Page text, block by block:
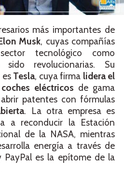
más importantes de
Musk, cuyas compañías
tecnológico como
sido revolucionarias. Su
es Tesla, cuya firma lidera el
coches eléctricos de gama
patentes con fórmulas
. La otra empresa es
a reconducir la Estación
de la NASA, mientras
energía a través de
PayPal es la epítome de la